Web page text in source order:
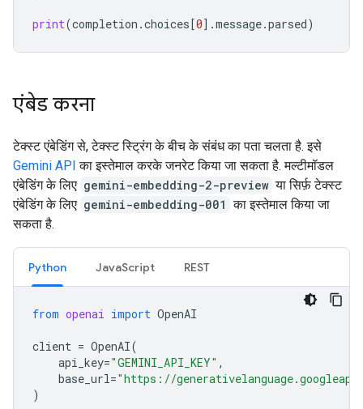
print(completion .choices[0] .message.parsed)
एंबेड करना
टेक्स्ट एंबेडिंग से, टेक्स्ट स्ट्रिंग के बीच के संबंध का पता चलता है. इसे
Gemini API का इस्तेमाल करके जनरेट किया जा सकता है. मल्टीमॉडल
एंबेडिंग के लिए gemini-embedding-2-preview या सिर्फ़ टेक्स्ट
एंबेडिंग के लिए gemini-embedding-001 का इस्तेमाल किया जा
सकता है.
Python JavaScript REST
from openai import OpenAI
client = OpenAI(
api_key="GEMINI_API_KEY" ,
base_url="https://
)